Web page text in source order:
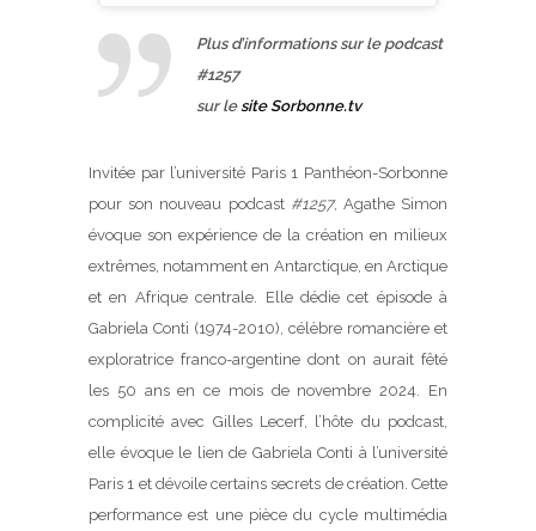
Plus d’informations sur le podcast
#1257
surlesite Sorbonne.tv
Invitée par l’université Paris 1 Panthéon-Sorbonne
pour son nouveau podcast #1257, Agathe Simon
évoque son expérience de la création en milieux
extrêmes, notamment en Antarctique, en Arctique
et en Afrique centrale. Elle dédie cet épisode à
Gabriela Conti (1974-2010), célèbre romancière et
exploratrice franco-argentine dont on aurait fêté
les 50 ans en ce mois de novembre 2024. En
complicité avec Gilles Lecerf, l’hôte du podcast,
elle évoque le lien de Gabriela Conti à l’université
Paris 1 et dévoile certains secrets de création. Cette
performance est une pièce du cycle multimédia